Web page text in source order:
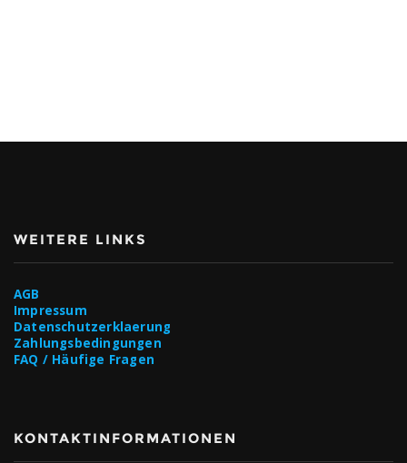
WEITERE LINKS
AGB
Impressum
Datenschutzerklaerung
Zahlungsbedingungen
FAQ / Häufige Fragen
KONTAKTINFORMATIONEN